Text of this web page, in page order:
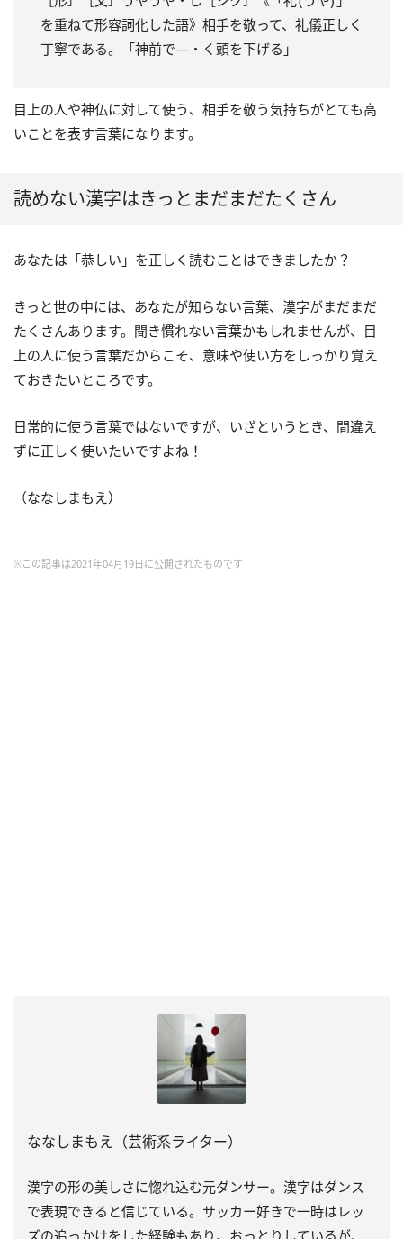
を重ねて形容詞化した語》相手を敬って、礼儀正しく
丁寧である。「神前で―・く頭を下げる」
目上の人や神仏に対して使う、相手を敬う気持ちがとても高
いことを表す言葉になります。
読めない漢字はきっとまだまだたくさん
あなたは「恭しい」を正しく読むことはできましたか？
きっと世の中には、あなたが知らない言葉、漢字がまだまだ
たくさんあります。聞き慣れない言葉かもしれませんが、目
上の人に使う言葉だからこそ、意味や使い方をしっかり覚え
ておきたいところです。
日常的に使う言葉ではないですが、いざというとき、間違え
ずに正しく使いたいですよね！
（ななしまもえ）
※この記事は2021年04月19日に公開されたものです
ななしまもえ（芸術系ライター）
漢字の形の美しさに惚れ込む元ダンサー。漢字はダンス
で表現できると信じている。サッカー好きで一時はレッ